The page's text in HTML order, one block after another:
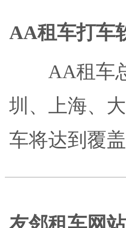
AA租车打车
AA租车
圳、上海、
车将达到覆